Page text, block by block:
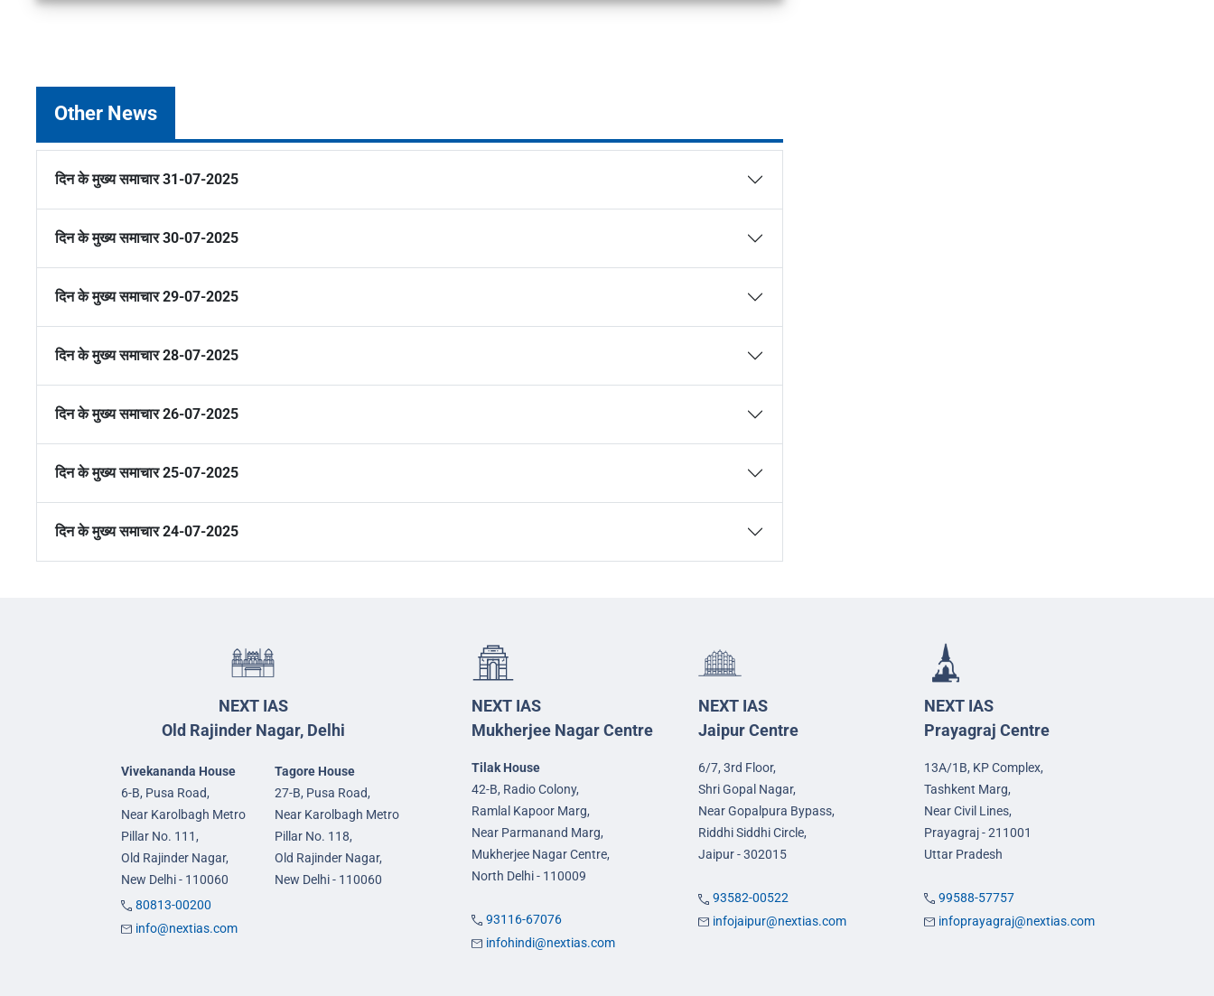
Other News
दिन के मुख्य समाचार 31-07-2025
दिन के मुख्य समाचार 30-07-2025
दिन के मुख्य समाचार 29-07-2025
दिन के मुख्य समाचार 28-07-2025
दिन के मुख्य समाचार 26-07-2025
दिन के मुख्य समाचार 25-07-2025
दिन के मुख्य समाचार 24-07-2025
NEXT IAS
Old Rajinder Nagar, Delhi
Vivekananda House
6-B, Pusa Road,
Near Karolbagh Metro
Pillar No. 111,
Old Rajinder Nagar,
New Delhi - 110060
Tagore House
27-B, Pusa Road,
Near Karolbagh Metro
Pillar No. 118,
Old Rajinder Nagar,
New Delhi - 110060
80813-00200
info@nextias.com
NEXT IAS
Mukherjee Nagar Centre
Tilak House
42-B, Radio Colony,
Ramlal Kapoor Marg,
Near Parmanand Marg,
Mukherjee Nagar Centre,
North Delhi - 110009
93116-67076
infohindi@nextias.com
NEXT IAS
Jaipur Centre
6/7, 3rd Floor,
Shri Gopal Nagar,
Near Gopalpura Bypass,
Riddhi Siddhi Circle,
Jaipur - 302015
93582-00522
infojaipur@nextias.com
NEXT IAS
Prayagraj Centre
13A/1B, KP Complex,
Tashkent Marg,
Near Civil Lines,
Prayagraj - 211001
Uttar Pradesh
99588-57757
infoprayagraj@nextias.com